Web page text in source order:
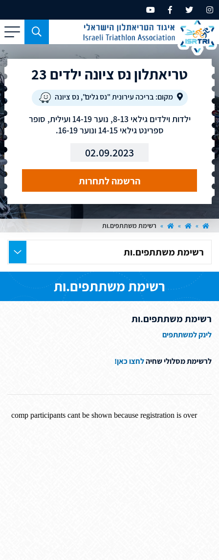
כפתור
משמש
עבור
מכשירים
בלבד
טריאתלון נס ציונה ילדים 23
מקום: בריכה עירונית "נס גלים", נס ציונה
ילדות וילדים גילאי 8-13, נוער 14-19 ועילית, סופר
ספרינט גילאי 14-15 ונוער 16-19.
02.09.2023
הרשמה לתחרות
»
»
» רשימת משתתפים.ות
את
העמוד
הרצוי
רשימת משתתפים.ות
רשימת משתתפים.ות
לינק למשתתפים
לרשימת מסלולי שחיהלחצו כאן!